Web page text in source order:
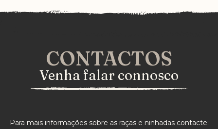
CONTACTOS
Venha falar connosco
Para mais informações sobre as raças e ninhadas contacte: